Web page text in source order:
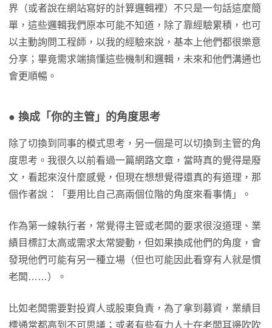
界（或者說在網站寫好的計算邏輯裡）不只是一句話這麼簡
單，這些邏輯我們原本可能不知道，除了靠經驗累積，也可
以主動詢問工程師，以我的經驗來說，基本上他們都很樂意
分享；畢竟需求端搞懂這些機制和邏輯，未來和他們溝通也
會更順暢。
● 換成「你的主管」的角度思考
除了切換到同事的模式思考，另一個是可以切換到主管的角
度思考。我很久以前看過一篇網路文章，當時真的覺得是廢
文，看起來沒什麼感覺，但現在想想覺得還真的有道理，那
個作者說：「要用比自己高兩個位階的角度來看事情」。
作為第一線執行者，常覺得主管或老闆的要求很沒道理、業
績目標訂太高或需求太常變動，但如果換成他們的角度，會
發現他們可能有另一種立場（但也可能因此看穿有人就是慣
老闆……）。
比如老闆需要對投資人或股東負責，為了拿到募資，業績目
標通常都高到不可思議；或者有些有力人士在老闆耳邊吹吹